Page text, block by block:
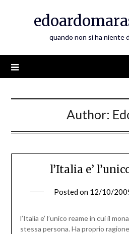
quando non si ha niente
Author:
l’Italia e’
Posted on 12/10/
l’Italia e’ l’unico reame in cui il
stessa persona. Ha proprio